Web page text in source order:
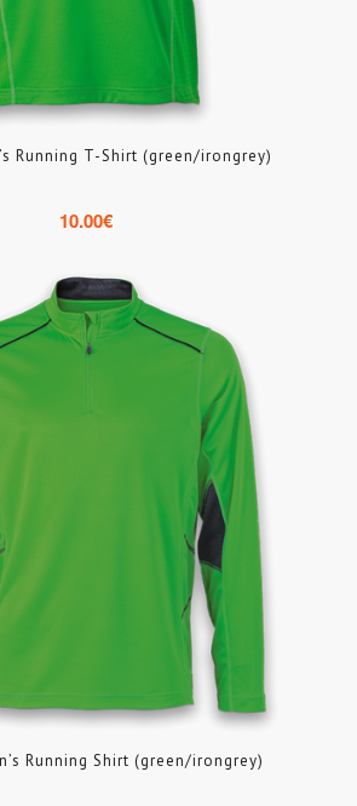
Running T-Shirt (green/irongrey)
10.00€
Running Shirt (green/irongrey)